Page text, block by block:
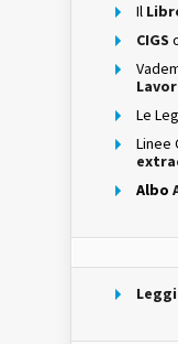
Il
CIGS
Le
Linee
Albo